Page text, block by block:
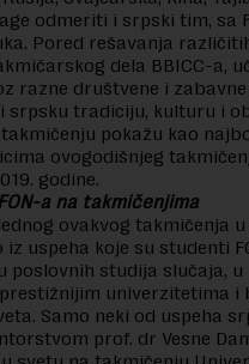
odmeriti i srpski tim, sa
Pored rešavanja
dela BBICC-a,
razne društvene i
srpsku tradiciju, kulturu i
pokažu kao
ovogodišnjeg
godine.
a na takmičenjima
ovakvog takmičenja
uspeha koje su studenti
poslovnih studija slučaja, u
univerzitetima i
Samo neki od uspeha
prof. dr Vesne